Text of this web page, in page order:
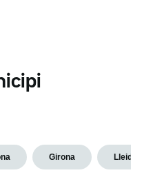
Girona Lleida